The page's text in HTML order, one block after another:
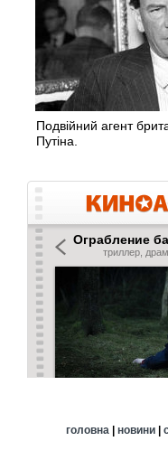
Подвійний агент
Путіна.
головна | новини|